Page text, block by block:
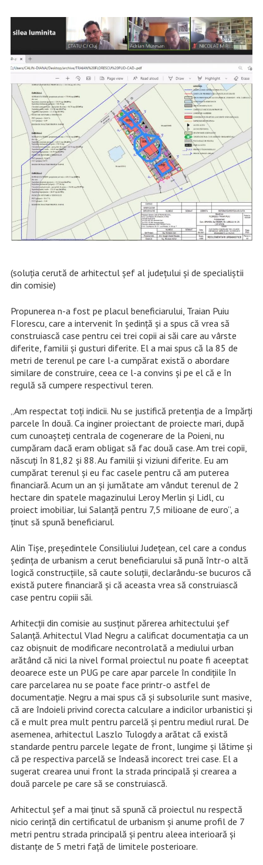
(soluția cerută de arhitectul șef al județului și de specialiștii
din comisie)
Propunerea n-a fost pe placul beneficiarului, Traian Puiu
Florescu, care a intervenit în ședință și a spus că vrea să
construiască case pentru cei trei copii ai săi care au vârste
diferite, familii și gusturi diferite. El a mai spus că la 85 de
metri de terenul pe care l-a cumpărat există o abordare
similare de construire, ceea ce l-a convins și pe el că e în
regulă să cumpere respectivul teren.
„Am respectat toți indicii. Nu se justifică pretenția de a împărți
parcele în două. Ca inginer proiectant de proiecte mari, după
cum cunoașteți centrala de cogenerare de la Poieni, nu
cumpăram dacă eram obligat să fac două case. Am trei copii,
născuți în 81,82 și 88. Au familii și viziuni diferite. Eu am
cumpărat terenul și eu fac casele pentru că am puterea
financiară. Acum un an și jumătate am vândut terenul de 2
hectare din spatele magazinului Leroy Merlin și Lidl, cu
proiect imobiliar, lui Salanță pentru 7,5 milioane de euro”, a
ținut să spună beneficiarul.
Alin Tișe, președintele Consiliului Județean, cel care a condus
ședința de urbanism a cerut beneficiarului să pună într-o altă
logică construcțiile, să caute soluții, declarându-se bucuros că
există putere financiară și că aceasta vrea să construiască
case pentru copiii săi.
Arhitecții din comisie au susținut părerea arhitectului șef
Salanță. Arhitectul Vlad Negru a calificat documentația ca un
caz obișnuit de modificare necontrolată a mediului urban
arătând că nici la nivel formal proiectul nu poate fi aceeptat
deoarece este un PUG pe care apar parcele în condițiile în
care parcelarea nu se poate face printr-o astfel de
documentație. Negru a mai spus că și subsolurile sunt masive,
că are îndoieli privind corecta calculare a indicilor urbanistici și
că e mult prea mult pentru parcelă și pentru mediul rural. De
asemenea, arhitectul Laszlo Tulogdy a arătat că există
standarde pentru parcele legate de front, lungime și lătime și
că pe respectiva parcelă se îndeasă incorect trei case. El a
sugerat crearea unui front la strada principală și crearea a
două parcele pe care să se construiască.
Arhitectul șef a mai ținut să spună că proiectul nu respectă
nicio cerință din certificatul de urbanism și anume profil de 7
metri pentru strada principală și pentru aleea interioară și
distanțe de 5 metri față de limitele posterioare.